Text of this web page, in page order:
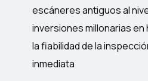
escáneres antiguos al
inversiones millonarias
la fiabilidad de la
inmediata